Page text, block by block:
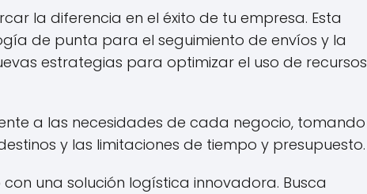
la diferencia en el éxito de tu empresa. Esta
de punta para el seguimiento de envíos y la
estrategias para optimizar el uso de recursos
a las necesidades de cada negocio, tomando
y las limitaciones de tiempo y presupuesto.
con una solución logística innovadora. Busca